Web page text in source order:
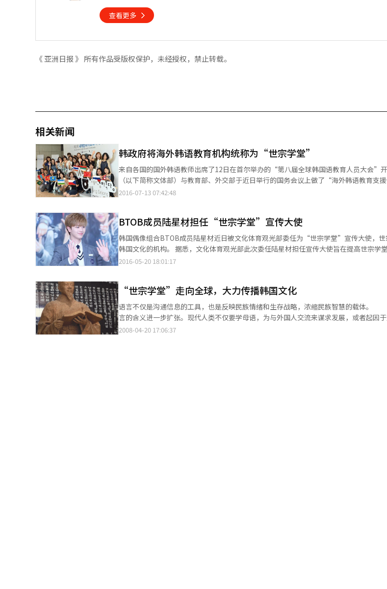
查看更多
《 亚洲日报 》 所有作品受版权保护，未经授权，禁止转载。
相关新闻
韩政府将海外韩语教育机构统称为“世宗学堂”
来自各国的国外韩语教师出席了12日在首尔举办的“第八届全球韩国语教育人员大会”开幕式 韩国文化体育
（以下简称文体部）与教育部、外交部于近日举行的国务会议上做了“海外韩语教育支
告，并决定为提高海外韩语教育的专业性与效率性，将海外运营的韩语教育机构名称统一为“世
写工作日后由国立国语院负责，为此文体部将运营由学界与现场教学人员共同参与的“韩
外，文体部还将积极开发韩语学习客户端应用、构建智能化教育体系并普及韩语教学用USB。 文体部相关
示，“三个机构的统合不仅可以提高世宗学堂的国际知名度，而且有利于外国人接受优
部将携手其他部门积极开发标准模式，增加韩语教师外派名额，大力支持韩语对外传播
2016-07-13 07:42:48
BTOB成员陆星材担任“世宗学堂”宣传大使
韩国偶像组合BTOB成员陆星材近日被文化体育观光部委任为“世宗学堂”宣传大使，
韩国文化的机构。 据悉，文化体育观光部此次委任陆星材担任宣传大使旨在提高世宗学堂在国内外的知名度。陆星材
接受文体部的委任状之后将正式开始宣传活动。 陆星材自2012年出道至今，以歌手及演员身份活跃在各个领域，在
文化。
2016-05-20 18:01:17
“世宗学堂”走向全球，大力传播韩国文化
语言不仅是沟通信息的工具，也是反映民族情绪和生存战略，浓缩民族智慧的载体。 到了现代，随着全球化，语
言的含义进一步扩张。现代人类不仅要学母语，为与外国人交流来谋求发展，或者起因
外国语。 从这个层次来看，语言是现代人类的生存工具，也是吸收外国文化的重要手段。 正因为如此，许
2008-04-20 17:06:37